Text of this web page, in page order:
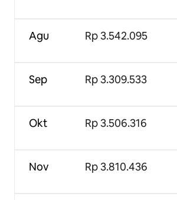
Agu
Sep
Okt
Nov
Rp 3.542.095
Rp 3.309.533
Rp 3.506.316
Rp 3.810.436